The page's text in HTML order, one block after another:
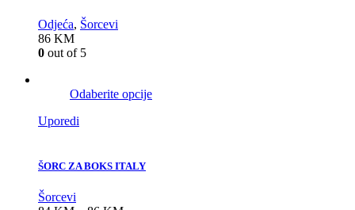
Odjeća, Šorcevi
86 KM
0 out of 5
Odaberite opcije
Uporedi
ŠORC ZA BOKS ITALY
Šorcevi